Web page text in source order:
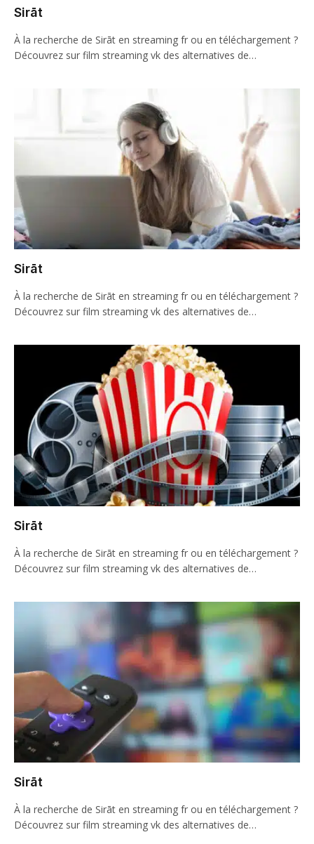
Sirāt
À la recherche de Sirāt en streaming fr ou en téléchargement ?
Découvrez sur film streaming vk des alternatives de…
Sirāt
À la recherche de Sirāt en streaming fr ou en téléchargement ?
Découvrez sur film streaming vk des alternatives de…
Sirāt
À la recherche de Sirāt en streaming fr ou en téléchargement ?
Découvrez sur film streaming vk des alternatives de…
Sirāt
À la recherche de Sirāt en streaming fr ou en téléchargement ?
Découvrez sur film streaming vk des alternatives de…